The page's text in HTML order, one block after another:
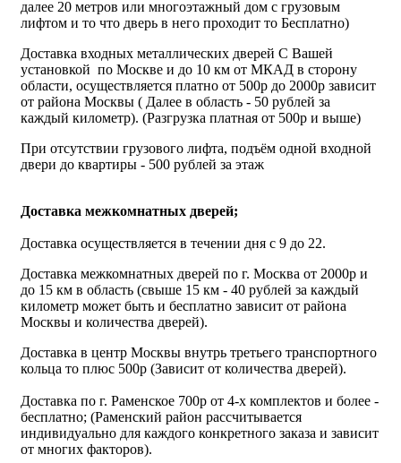
далее 20 метров или многоэтажный дом с грузовым
лифтом и то что дверь в него проходит то Бесплатно)
Доставка входных металлических дверей С Вашей
установкой по Москве и до 10 км от МКАД в сторону
области, осуществляется платно от 500р до 2000р зависит
от района Москвы ( Далее в область - 50 рублей за
каждый километр). (Разгрузка платная от 500р и выше)
При отсутствии грузового лифта, подъём одной входной
двери до квартиры - 500 рублей за этаж
Доставка межкомнатных дверей;
Доставка осуществляется в течении дня с 9 до 22.
Доставка межкомнатных дверей по г. Москва от 2000р и
до 15 км в область (свыше 15 км - 40 рублей за каждый
километр может быть и бесплатно зависит от района
Москвы и количества дверей).
Доставка в центр Москвы внутрь третьего транспортного
кольца то плюс 500р (Зависит от количества дверей).
Доставка по г. Раменское 700р от 4-х комплектов и более -
бесплатно; (Раменский район рассчитывается
индивидуально для каждого конкретного заказа и зависит
от многих факторов).